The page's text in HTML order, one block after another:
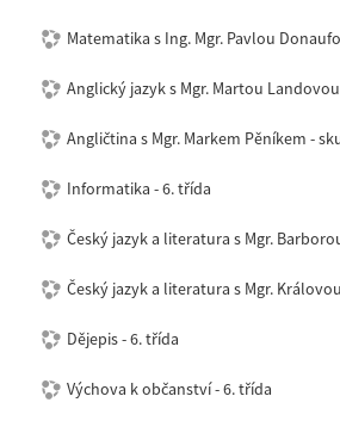
Matematika s Ing. Mgr. Pavlou
Anglický jazyk s Mgr. Martou
Angličtina s Mgr. Markem Pěníkem -
Informatika - 6. třída
Český jazyk a literatura s Mgr.
Český jazyk a literatura s Mgr. Královou
Dějepis - 6. třída
Výchova k občanství - 6. třída